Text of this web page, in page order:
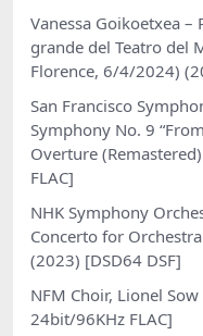
Vanessa Goikoetxea –
grande del Teatro del
Florence, 6/4/2024)
San Francisco
Symphony No. 9
Overture
FLAC]
NHK Symphony
Concerto for
(2023) [DSD64 DSF]
NFM Choir, Lionel
24bit/96KHz FLAC]